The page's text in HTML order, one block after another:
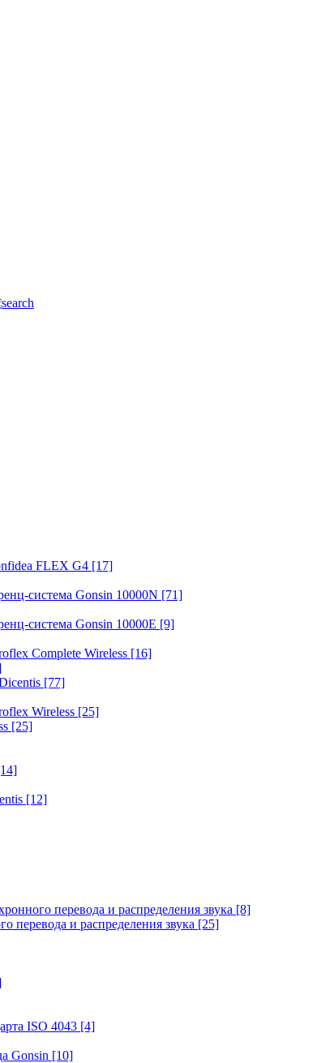
FLEX G4 [17]
система Gonsin 10000N [71]
система Gonsin 10000E [9]
Complete Wireless [16]
[77]
Wireless [25]
[25]
[12]
перевода и распределения звука [8]
перевода и распределения звука [25]
ISO 4043 [4]
Gonsin [10]